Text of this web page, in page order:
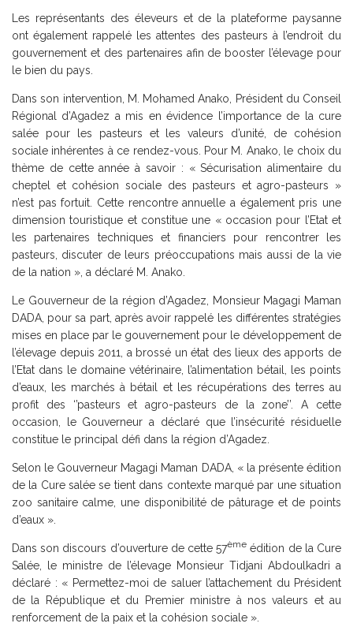
Les représentants des éleveurs et de la plateforme paysanne
ont également rappelé les attentes des pasteurs à l’endroit du
gouvernement et des partenaires afin de booster l’élevage pour
le bien du pays.
Dans son intervention, M. Mohamed Anako, Président du Conseil
Régional d’Agadez a mis en évidence l’importance de la cure
salée pour les pasteurs et les valeurs d’unité, de cohésion
sociale inhérentes à ce rendez-vous. Pour M. Anako, le choix du
thème de cette année à savoir : « Sécurisation alimentaire du
cheptel et cohésion sociale des pasteurs et agro-pasteurs »
n’est pas fortuit. Cette rencontre annuelle a également pris une
dimension touristique et constitue une « occasion pour l’Etat et
les partenaires techniques et financiers pour rencontrer les
pasteurs, discuter de leurs préoccupations mais aussi de la vie
de la nation », a déclaré M. Anako.
Le Gouverneur de la région d’Agadez, Monsieur Magagi Maman
DADA, pour sa part, après avoir rappelé les différentes stratégies
mises en place par le gouvernement pour le développement de
l’élevage depuis 2011, a brossé un état des lieux des apports de
l’Etat dans le domaine vétérinaire, l’alimentation bétail, les points
d’eaux, les marchés à bétail et les récupérations des terres au
profit des ‘’pasteurs et agro-pasteurs de la zone’’. A cette
occasion, le Gouverneur a déclaré que l’insécurité résiduelle
constitue le principal défi dans la région d’Agadez.
Selon le Gouverneur Magagi Maman DADA, « la présente édition
de la Cure salée se tient dans contexte marqué par une situation
zoo sanitaire calme, une disponibilité de pâturage et de points
d’eaux ».
Dans son discours d’ouverture de cette 57ème édition de la Cure
Salée, le ministre de l’élevage Monsieur Tidjani Abdoulkadri a
déclaré : « Permettez-moi de saluer l’attachement du Président
de la République et du Premier ministre à nos valeurs et au
renforcement de la paix et la cohésion sociale ».